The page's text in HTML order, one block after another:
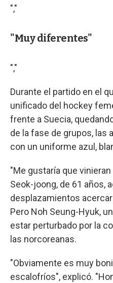
","
"Muy diferentes"
","
Durante el partido en el
unificado del hockey
frente a Suecia,
de la fase de grupos, las
con un uniforme azul,
"Me gustaría que
Seok-joong, de 61 años,
desplazamientos
Pero Noh Seung-Hyuk,
estar perturbado por la
las norcoreanas.
"Obviamente es muy
escalofríos", explicó.